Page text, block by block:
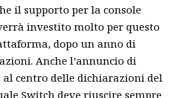
il supporto per la console
investito molto per questo
dopo un anno di
Anche l’annuncio di
al centro delle dichiarazioni del
Switch deve riuscire sempre